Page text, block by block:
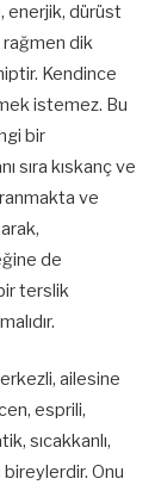
enerjik, dürüst
rağmen dik
Kendince
istemez. Bu
bir
sıra kıskanç ve
ve
de
terslik
ailesine
esprili,
sıcakkanlı,
Onu